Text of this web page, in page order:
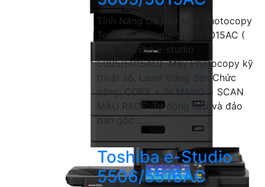
Tính Năng Cơ Bản Máy Photocopy
Toshiba e-Studio 5005/5015AC (
Máy Toshiba e-studio
5005/5015AC) Máy Photocopy kỹ
thuật số, Laser trắng đen Chức
năng: COPY + IN MẠNG + SCAN
MÀU RADF: Tự động nạp và đảo
bản gốc :...
Toshiba e-Studio
5506/5516AC